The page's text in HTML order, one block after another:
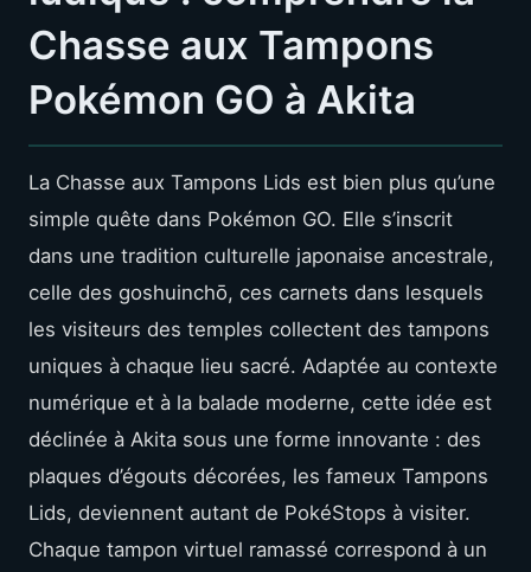
Chasse aux Tampons
Pokémon GO à Akita
La Chasse aux Tampons Lids est bien plus qu’une
simple quête dans Pokémon GO. Elle s’inscrit
dans une tradition culturelle japonaise ancestrale,
celle des goshuinchō, ces carnets dans lesquels
les visiteurs des temples collectent des tampons
uniques à chaque lieu sacré. Adaptée au contexte
numérique et à la balade moderne, cette idée est
déclinée à Akita sous une forme innovante : des
plaques d’égouts décorées, les fameux Tampons
Lids, deviennent autant de PokéStops à visiter.
Chaque tampon virtuel ramassé correspond à un